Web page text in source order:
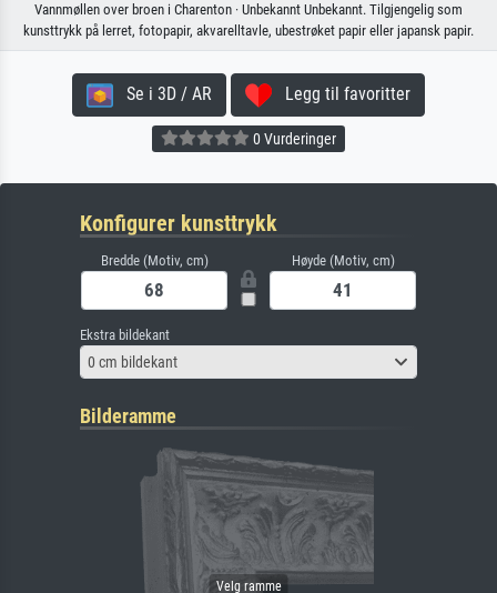
Vannmøllen over broen i Charenton · Unbekannt Unbekannt. Tilgjengelig som
kunsttrykk på lerret, fotopapir, akvarelltavle, ubestrøket papir eller japansk papir.
Se i 3D / AR Legg til favoritter
0 Vurderinger
Konfigurer kunsttrykk
Bredde (Motiv, cm) Høyde (Motiv, cm)
Ekstra bildekant
0 cm bildekant
Bilderamme